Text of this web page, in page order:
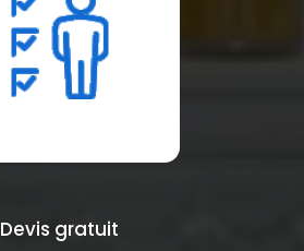
Devis gratuit